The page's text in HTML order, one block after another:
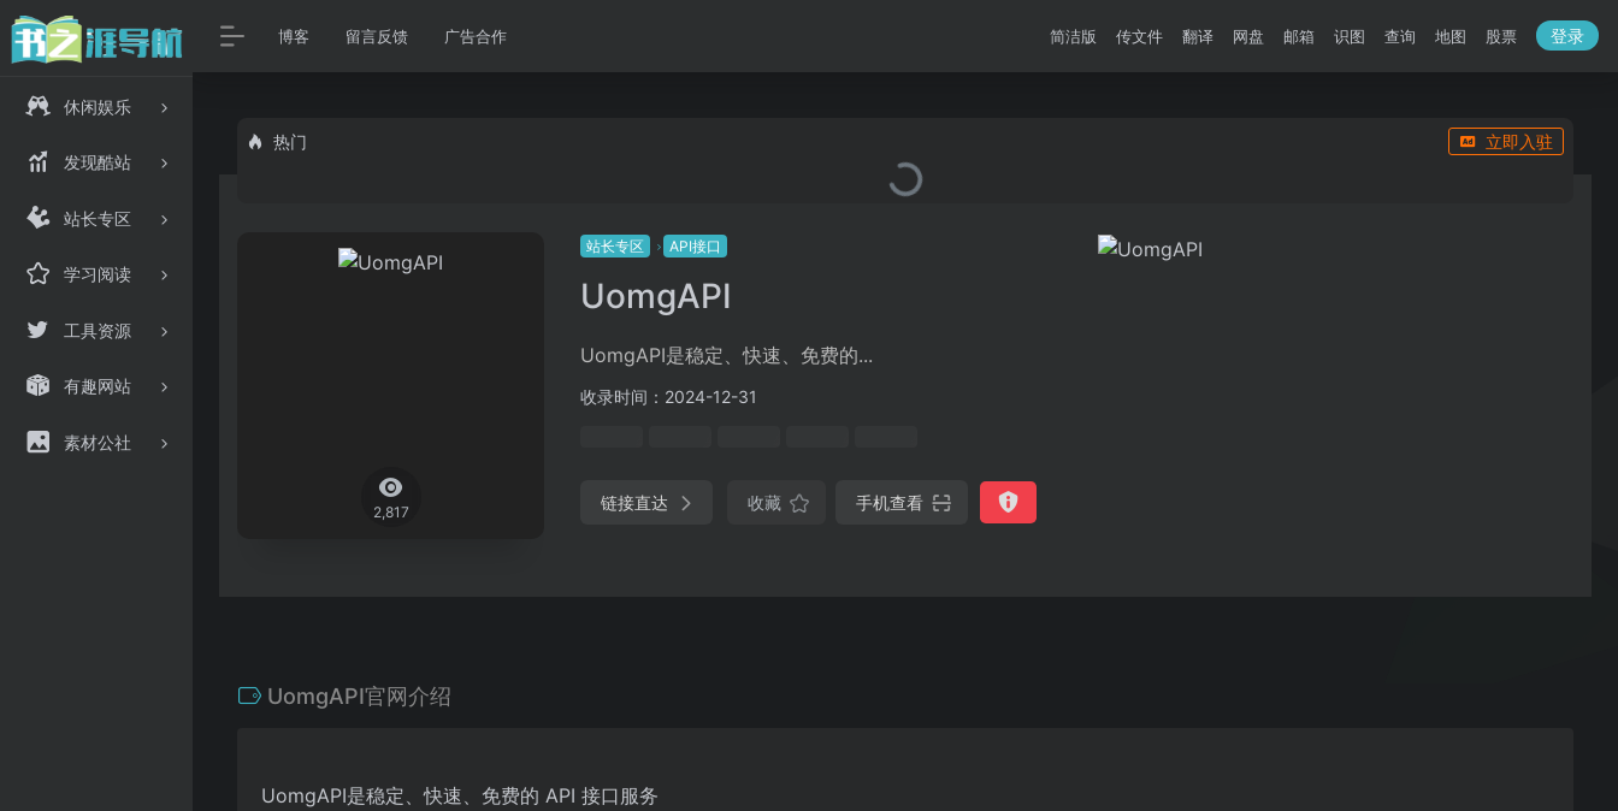
休闲娱乐
发现酷站
站长专区
学习阅读
工具资源
有趣网站
素材公社
博客 留言反馈 广告合作 简洁版 传文件 翻译 网盘 邮箱 识图 查询 地图 股票 登录
热门 立即入驻
2,817
站长专区 API接口
UomgAPI
UomgAPI是稳定、快速、免费的...
收录时间：2024-12-31
链接直达 收藏 手机查看
UomgAPI官网介绍
UomgAPI是稳定、快速、免费的 API 接口服务